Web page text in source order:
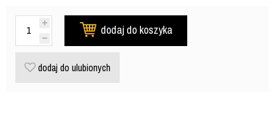
dodaj do koszyka
dodaj do ulubionych